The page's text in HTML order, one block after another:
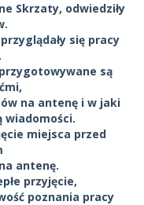
Skrzaty, odwiedziły
się pracy
są
na antenę i w jaki
wiadomości.
miejsca przed
antenę.
przyjęcie,
poznania pracy